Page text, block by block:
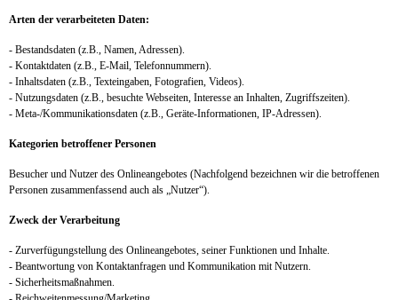
Arten der verarbeiteten Daten:
- Bestandsdaten (z.B., Namen, Adressen).
- Kontaktdaten (z.B., E-Mail, Telefonnummern).
- Inhaltsdaten (z.B., Texteingaben, Fotografien, Videos).
- Nutzungsdaten (z.B., besuchte Webseiten, Interesse an Inhalten, Zugriffszeiten).
- Meta-/Kommunikationsdaten (z.B., Geräte-Informationen, IP-Adressen).
Kategorien betroffener Personen
Besucher und Nutzer des Onlineangebotes (Nachfolgend bezeichnen wir die betroffenen
Personen zusammenfassend auch als „Nutzer“).
Zweck der Verarbeitung
- Zurverfügungstellung des Onlineangebotes, seiner Funktionen und Inhalte.
- Beantwortung von Kontaktanfragen und Kommunikation mit Nutzern.
- Sicherheitsmaßnahmen.